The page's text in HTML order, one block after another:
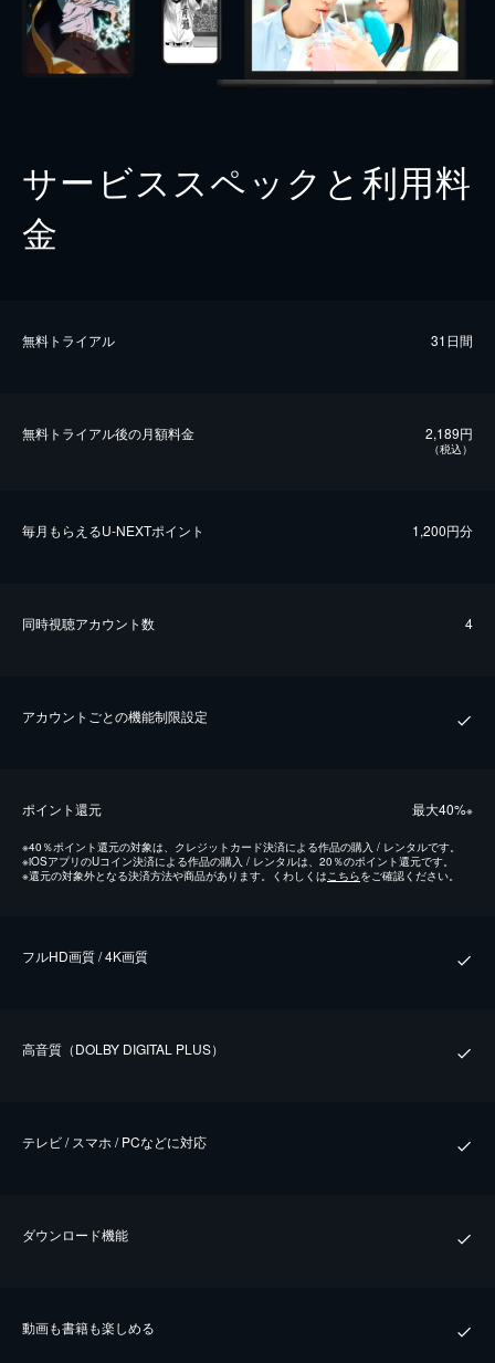
サービススペックと利用料
金
無料トライアル 31日間
無料トライアル後の⽉額料金 2,189円
（税込）
毎⽉もらえるU-NEXTポイント 1,200円分
同時視聴アカウント数 4
アカウントごとの機能制限設定
ポイント還元 最⼤40%※
※40％ポイント還元の対象は、クレジットカード決済による作品の購入 / レンタルです。
※iOSアプリのUコイン決済による作品の購入 / レンタルは、20％のポイント還元です。
※還元の対象外となる決済方法や商品があります。くわしくはこちらをご確認ください。
フルHD画質 / 4K画質
⾼⾳質（DOLBY DIGITAL PLUS）
テレビ / スマホ / PCなどに対応
ダウンロード機能
動画も書籍も楽しめる